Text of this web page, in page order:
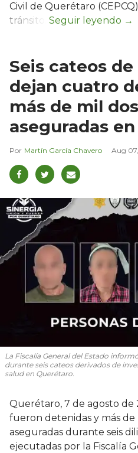
Civil de Querétaro
tránsito.
Seis cateos de
dejan cuatro
más de mil
aseguradas
Martín García Chavero Aug
La Fiscalía General del Estado
durante seis cateos derivados de
salud en Querétaro.
Querétaro, 7 de agosto
fueron detenidas y más de
aseguradas durante seis
ejecutadas por la Fiscalía